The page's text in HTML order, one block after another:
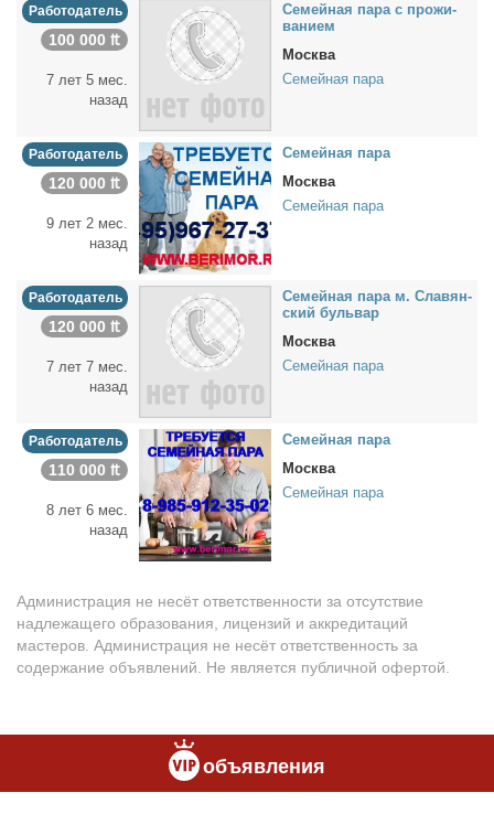
Работодатель
100 000 ₶
7 лет 5 мес.
назад
Се­мей­ная па­ра с про­жи­
ва­ни­ем
Москва
Семейная пара
Работодатель
120 000 ₶
9 лет 2 мес.
назад
Се­мей­ная па­ра
Москва
Семейная пара
Работодатель
120 000 ₶
7 лет 7 мес.
назад
Се­мей­ная па­ра м. Сла­вян­
ский буль­вар
Москва
Семейная пара
Работодатель
110 000 ₶
8 лет 6 мес.
назад
Се­мей­ная па­ра
Москва
Семейная пара
Администрация не несёт ответственности за отсутствие
надлежащего образования, лицензий и аккредитаций
мастеров. Администрация не несёт ответственность за
содержание объявлений. Не является публичной офертой.
объявления